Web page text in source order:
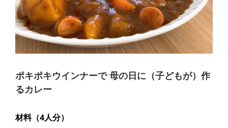
ポキポキウインナーで 母の日に（子どもが）作
るカレー
材料（4人分）